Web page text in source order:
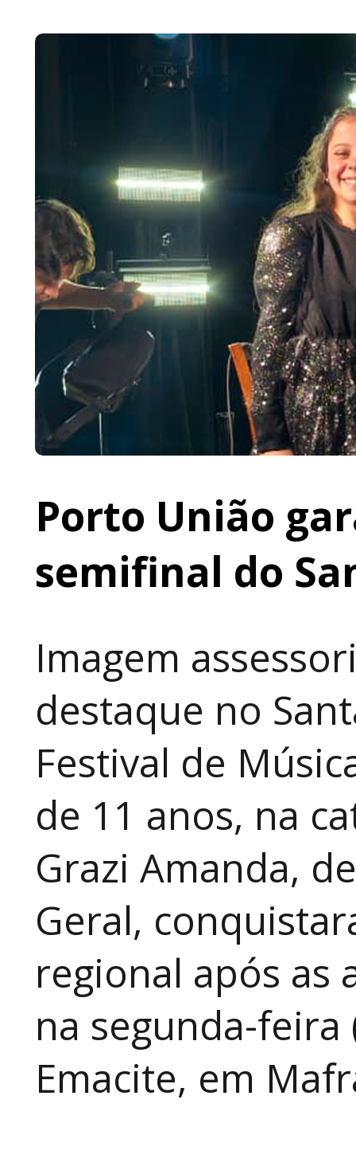
Porto União
semifinal do
Imagem
destaque no
Festival de
de 11 anos, na
Grazi Amanda,
Geral,
regional após as
na segunda-feira
Emacite, em